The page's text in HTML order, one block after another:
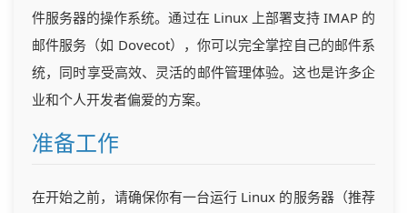
件服务器的操作系统。通过在 Linux 上部署支持 IMAP 的
邮件服务（如 Dovecot），你可以完全掌控自己的邮件系
统，同时享受高效、灵活的邮件管理体验。这也是许多企
业和个人开发者偏爱的方案。
准备工作
在开始之前，请确保你有一台运行 Linux 的服务器（推荐